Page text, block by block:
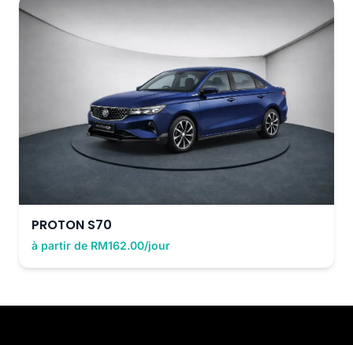
PROTON S70
à partir de RM162.00/jour